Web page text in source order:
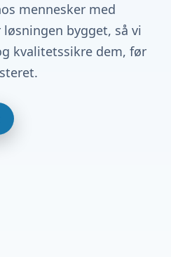
mennesker med
bygget, så vi
kvalitetssikre dem, før